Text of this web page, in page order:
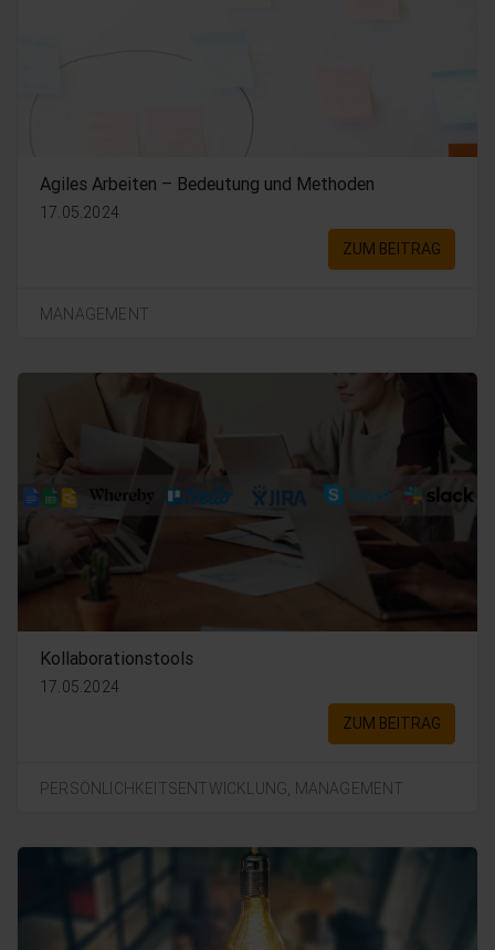
Agiles Arbeiten – Bedeutung und Methoden
17.05.2024
ZUM BEITRAG
MANAGEMENT
Kollaborationstools
17.05.2024
ZUM BEITRAG
PERSÖNLICHKEITSENTWICKLUNG, MANAGEMENT